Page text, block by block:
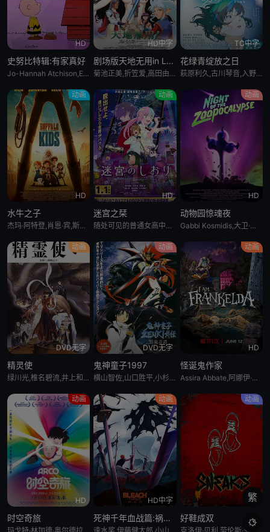
HD
史努比特辑:有家真好
Jo-Hannah Atchison,Enzo Bezzina,Kitai O&amp;#039;Garro
HD中字
剧场版天地无用in LOVE2:遥远的思念
菊池正美,折笠爱,高田由美,井上喜久子,水谷优子,天野由梨,小林优,横山智佐,小樱悦子,青野武,子安武人
TC中字
花绿青绽放之日
萩原利久,古川琴音,入野自由,冈部敬史
动画
HD
水牛之子
杰玛·阿特登,肖恩·宾,斯蒂芬·格拉汉姆
动画
HD
迷宫之栞
随处可见的普通女高中生前泽栞，某天手机突然碎裂，回过神来已身处空无一人的异世界横滨——打开手机一看，发现栞的社交账号上竟发布了连她自己都毫无印象的个人照片。照片里拍到的究竟是？她究竟能否逃出这座诡异的
动画
HD
动物园惊魂夜
Gabbi Kosmidis,大卫·哈伯,Pierre Simpson,李善亨,斯科特·汤普森,Christina Nova,Heather Loreto,布林·麦考利,Carolyn Scott,Kyle Derek,罗伯特·丁克勒,布里安娜·林恩·布里埃罗,约书亚·格雷厄姆,艾米·梅蒂索,Scott Farley,伊万·谢里,Luke Marty
动画
DVD无字
精灵使
绿川光,椎名碧流,井上和彦,佐久间玲,皆口裕子,松本保典,山崎和佳奈,岩男润子,折笠爱,置鲇龙太郎,森川智之,柴田秀胜
动画
DVD无字
鬼神童子1997
横山智佐,山口胜平,小杉十郎太,丹羽紫保里,儿玉桃代,沼波辉枝,一城美由希,石桃子
动画
HD
怪诞鬼作家
Assira Abbate,阿娜伊·阿卢埃,阿图罗·阿布里兹,Lourdes Ambriz,罗伊·阿布里兹,Antonio Badía,Gabriela Cárdenas,Sergio Carranza,Beto Castillo,Jesse Conde,Idzi Dulkiewicz,Karla Falcón,Magda Giner,马克·刘易斯,Mireya Mendoza
动画
HD
时空奇旅
动画
HD中字
死神千年血战篇:祸进谭:
动画
HD
好鞋成双
繁
